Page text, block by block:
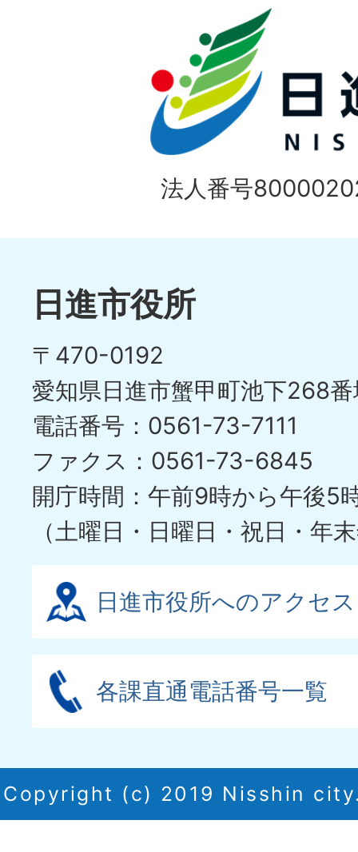
法人番号
日進市役所
〒470-0192
愛知県日進市蟹甲町池下268
電話番号：0561-73-7111
ファクス：0561-73-6845
開庁時間：午前9時から午後5
（土曜日・日曜日・祝日・年
日進市役所へのアクセス
各課直通電話番号一覧
Copyright (c) 2019 Nisshin